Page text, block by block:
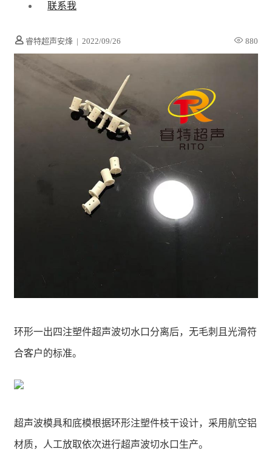
联系我
睿特超声安烽 | 2022/09/26 880
环形一出四注塑件超声波切水口分离后，无毛刺且光滑符
合客户的标准。
超声波模具和底模根据环形注塑件枝干设计，采用航空铝
材质，人工放取依次进行超声波切水口生产。